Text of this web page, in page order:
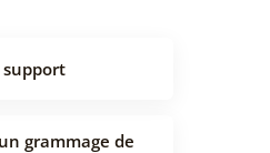
support
grammage de